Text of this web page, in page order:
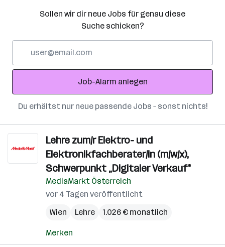
Sollen wir dir neue Jobs für genau diese
Suche schicken?
Adresse
Job-Alarm anlegen
Du erhältst nur neue passende Jobs – sonst nichts!
Lehre zum/r Elektro- und
Elektronikfachberater/in (m/w/x),
Schwerpunkt „Digitaler Verkauf"
MediaMarkt Österreich
vor 4 Tagen veröffentlicht
Wien
Lehre 1.026 € monatlich
Merken